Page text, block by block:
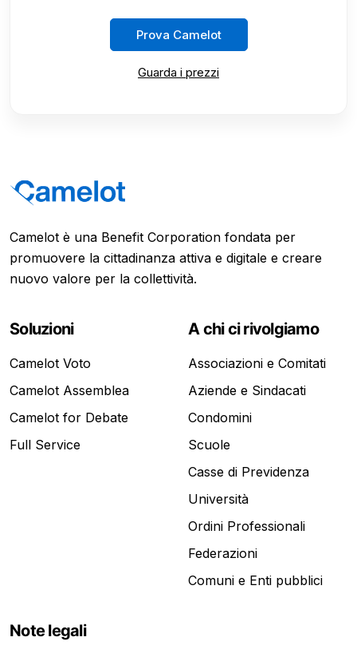
Prova Camelot
Guarda i prezzi
Camelot è una Benefit Corporation fondata per
promuovere la cittadinanza attiva e digitale e creare
nuovo valore per la collettività.
Soluzioni
Camelot Voto
Camelot Assemblea
Camelot for Debate
Full Service
A chi ci rivolgiamo
Associazioni e Comitati
Aziende e Sindacati
Condomini
Scuole
Casse di Previdenza
Università
Ordini Professionali
Federazioni
Comuni e Enti pubblici
Note legali